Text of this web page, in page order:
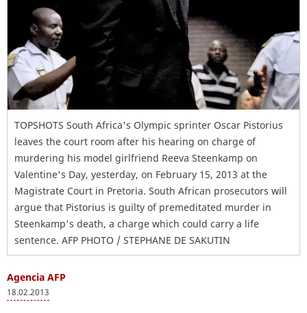
TOPSHOTS South Africa's Olympic sprinter Oscar Pistorius
leaves the court room after his hearing on charge of
murdering his model girlfriend Reeva Steenkamp on
Valentine's Day, yesterday, on February 15, 2013 at the
Magistrate Court in Pretoria. South African prosecutors will
argue that Pistorius is guilty of premeditated murder in
Steenkamp's death, a charge which could carry a life
sentence. AFP PHOTO / STEPHANE DE SAKUTIN
Agencia AFP
18.02.2013